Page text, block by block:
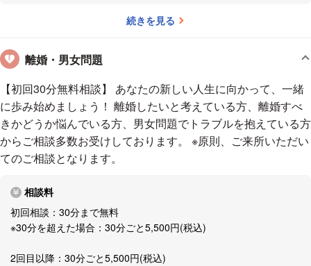
https://www.iwakilaw.com/続きを見る
離婚・男女問題
【初回30分無料相談】 あなたの新しい人生に向かって、一緒
に歩み始めましょう！ 離婚したいと考えている方、離婚すべ
きかどうか悩んでいる方、男女問題でトラブルを抱えている方
からご相談多数お受けしております。 ※原則、ご来所いただい
てのご相談となります。
相談料
初回相談：30分まで無料
※30分を超えた場合：30分ごと5,500円(税込)
2回目以降：30分ごと5,500円(税込)